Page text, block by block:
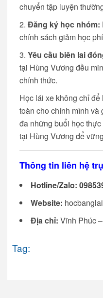
chuyển tập luyện
Đăng ký học nhóm:
chính sách giảm học
Yêu cầu biên lai
tại Hùng Vương đều
chính thức.
Học lái xe không chỉ
toàn cho chính mình và
đa những buổi học
tại Hùng Vương để
Thông tin liên hệ
Hotline/Zalo:
Website:
Địa chỉ: Vĩnh Phúc
Tag: